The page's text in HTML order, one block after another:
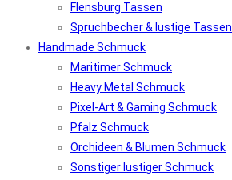
Flensburg Tassen
Spruchbecher & lustige Tassen
Handmade Schmuck
Maritimer Schmuck
Heavy Metal Schmuck
Pixel-Art & Gaming Schmuck
Pfalz Schmuck
Orchideen & Blumen Schmuck
Sonstiger lustiger Schmuck